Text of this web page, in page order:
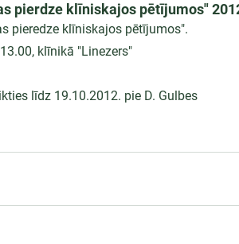
pierdze klīniskajos pētījumos"
pieredze klīniskajos pētījumos".
klīnikā "Linezers"
līdz 19.10.2012. pie D. Gulbes